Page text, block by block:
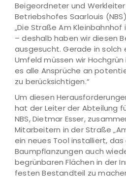
Beigeordneter und
Betriebshofes Saarlouis
„Die Straße Am Kleinbahnhof
– deshalb haben wir diesen
ausgesucht. Gerade in solch
Umfeld müssen wir
es alle Ansprüche an
zu berücksichtigen.“
Um diesen
hat der Leiter der Abteilung
NBS, Dietmar Esser,
Mitarbeitern in der Straße
ein neues Tool installiert,
Baumpflanzungen auch
begrünbaren Flächen in der
festen Bestandteil zu